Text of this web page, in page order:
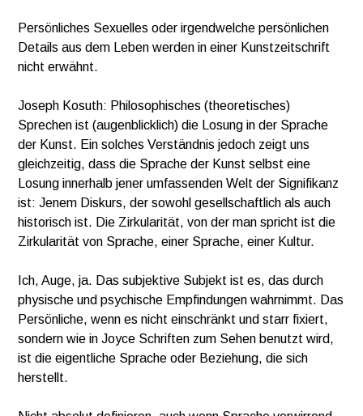
Persönliches Sexuelles oder irgendwelche persönlichen
Details aus dem Leben werden in einer Kunstzeitschrift
nicht erwähnt.
Joseph Kosuth: Philosophisches (theoretisches)
Sprechen ist (augenblicklich) die Losung in der Sprache
der Kunst. Ein solches Verständnis jedoch zeigt uns
gleichzeitig, dass die Sprache der Kunst selbst eine
Losung innerhalb jener umfassenden Welt der Signifikanz
ist: Jenem Diskurs, der sowohl gesellschaftlich als auch
historisch ist. Die Zirkularität, von der man spricht ist die
Zirkularität von Sprache, einer Sprache, einer Kultur.
Ich, Auge, ja. Das subjektive Subjekt ist es, das durch
physische und psychische Empfindungen wahrnimmt. Das
Persönliche, wenn es nicht einschränkt und starr fixiert,
sondern wie in Joyce Schriften zum Sehen benutzt wird,
ist die eigentliche Sprache oder Beziehung, die sich
herstellt.